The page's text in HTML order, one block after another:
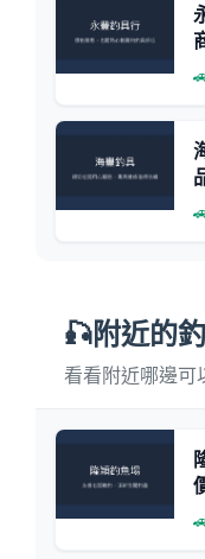
🎣附近的
看看附近哪邊